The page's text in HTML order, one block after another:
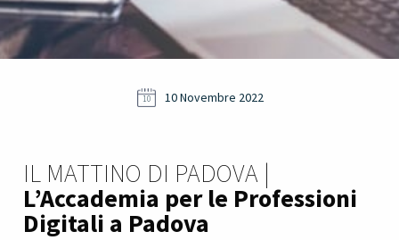
10 10 Novembre 2022
IL MATTINO DI PADOVA |
L’Accademia per le Professioni
Digitali a Padova